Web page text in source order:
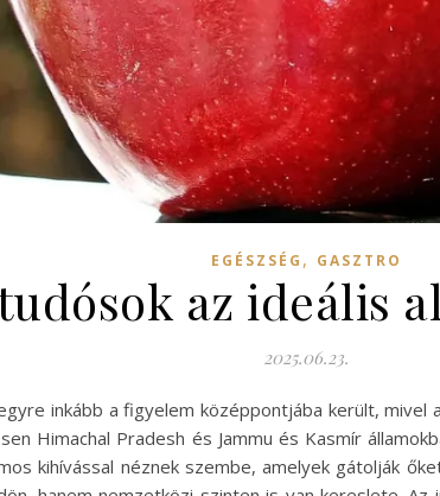
EGÉSZSÉG , GASZTRO
az ideális
2025.06.23.
inkább a figyelem középpontjába került,
Himachal Pradesh és Jammu és Kasmír
kihívással néznek szembe, amelyek gátolják